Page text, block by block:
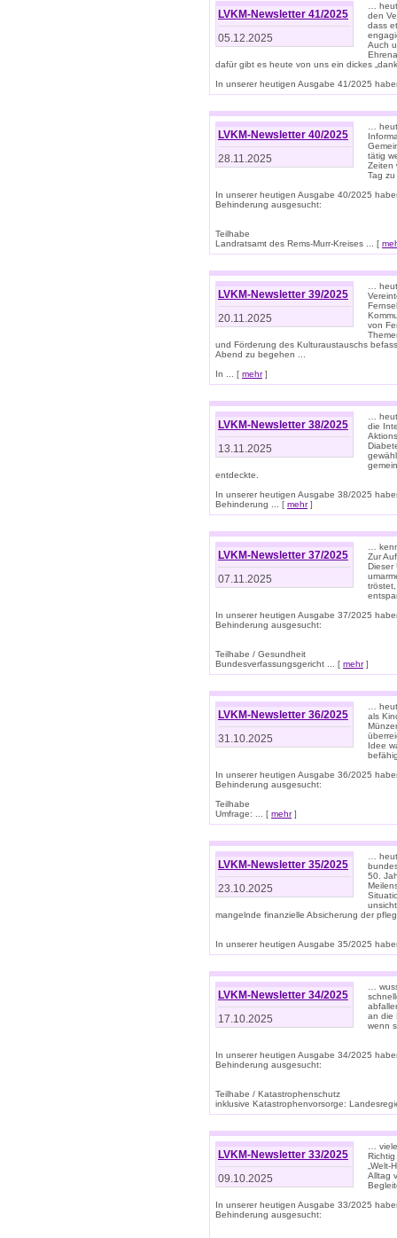
LVKM-Newsletter 41/2025
05.12.2025
…
den
dass
Auch
dafür gibt es heute von uns ein dickes
In unserer heutigen Ausgabe 41/2025
LVKM-Newsletter 40/2025
28.11.2025
…
tätig
Zeiten
Tag
In unserer heutigen Ausgabe 40/2025
Behinderung ausgesucht:
Teilhabe
Landratsamt des Rems-Murr-Kreises ... [
LVKM-Newsletter 39/2025
20.11.2025
…
von
und Förderung des Kulturaustauschs
Abend zu begehen ...
In ... [ mehr]
LVKM-Newsletter 38/2025
13.11.2025
…
die
entdeckte.
In unserer heutigen Ausgabe 38/2025
Behinderung ... [ mehr]
LVKM-Newsletter 37/2025
07.11.2025
…
Zur
Dieser
In unserer heutigen Ausgabe 37/2025
Behinderung ausgesucht:
Teilhabe / Gesundheit
Bundesverfassungsgericht ... [ mehr]
LVKM-Newsletter 36/2025
31.10.2025
…
als
Idee
In unserer heutigen Ausgabe 36/2025
Behinderung ausgesucht:
Teilhabe
Umfrage: ... [ mehr]
LVKM-Newsletter 35/2025
23.10.2025
…
50.
mangelnde finanzielle Absicherung der
In unserer heutigen Ausgabe 35/2025
LVKM-Newsletter 34/2025
17.10.2025
…
an die
wenn
In unserer heutigen Ausgabe 34/2025
Behinderung ausgesucht:
Teilhabe / Katastrophenschutz
inklusive Katastrophenvorsorge:
LVKM-Newsletter 33/2025
09.10.2025
…
Alltag
In unserer heutigen Ausgabe 33/2025
Behinderung ausgesucht: